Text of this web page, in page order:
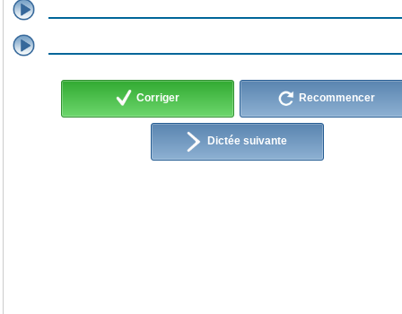
Corriger Recommencer
Dictée suivante